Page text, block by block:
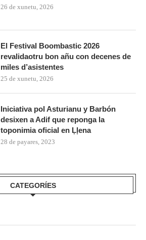
26 de xunetu, 2026
El Festival Boombastic 2026
revalidaotru bon añu con decenes de
miles d’asistentes
25 de xunetu, 2026
Iniciativa pol Asturianu y Barbón
desixen a Adif que reponga la
toponimia oficial en Ḷḷena
28 de payares, 2023
CATEGORÍES